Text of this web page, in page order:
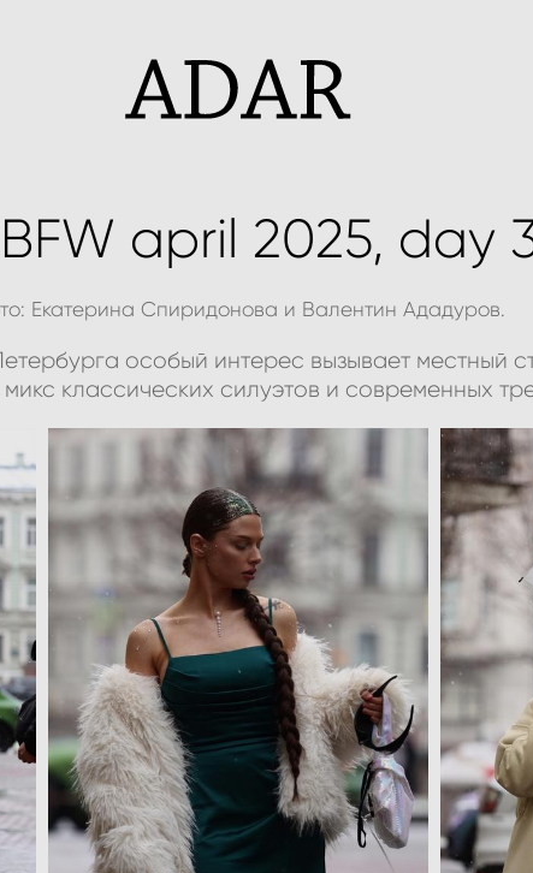
april 2025, day
Екатерина Спиридонова и Валентин Ададуров.
особый интерес вызывает местный
классических силуэтов и современных